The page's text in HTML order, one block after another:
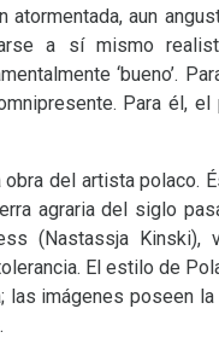
aun
a sí mismo
‘bueno’.
Para él,
del artista polaco.
agraria del siglo
(Nastassja
El estilo de
las imágenes poseen